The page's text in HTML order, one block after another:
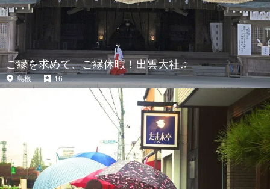
ご縁を求めて、ご縁休暇！出雲大社♫
島根 16